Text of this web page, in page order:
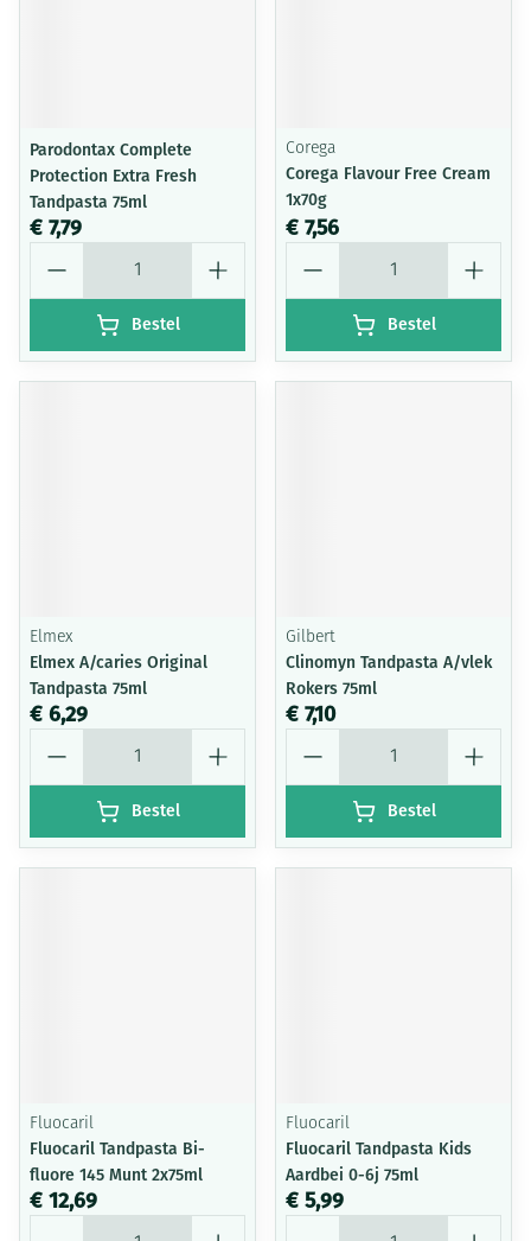
Parodontax Complete
Protection Extra Fresh
Tandpasta 75ml
€ 7,79
Bestel
Corega
Corega Flavour Free Cream
1x70g
€ 7,56
Bestel
Elmex
Elmex A/caries Original
Tandpasta 75ml
€ 6,29
Bestel
Gilbert
Clinomyn Tandpasta A/vlek
Rokers 75ml
€ 7,10
Bestel
Fluocaril
Fluocaril Tandpasta Bi-
fluore 145 Munt 2x75ml
€ 12,69
Fluocaril
Fluocaril Tandpasta Kids
Aardbei 0-6j 75ml
€ 5,99